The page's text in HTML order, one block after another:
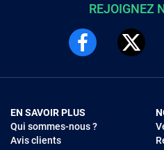
REJOIGNEZ
EN SAVOIR PLUS
Qui sommes-nous ?
Avis clients